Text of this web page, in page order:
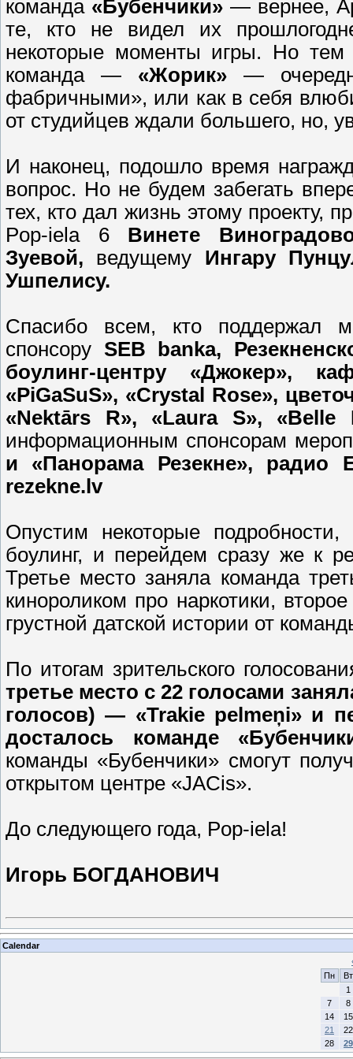
команда «Бубенчики» — вернее,
те, кто не видел их
некоторые моменты игры. Но
команда — «Жорик» —
фабричными», или как в себя
от студийцев ждали большего, но,
И наконец, подошло время
вопрос. Но не будем забегать
тех, кто дал жизнь этому проекту,
Pop-iela 6 Винете
Зуевой, ведущему Ингару
Ушпелису.
Спасибо всем, кто поддержал
спонсору SEB banka,
боулинг-центру «Джокер»,
«PiGaSuS», «Crystal Rose»,
«Nektārs R», «Laura S»,
информационным спонсорам
и «Панорама Резекне», радио
rezekne.lv
Опустим некоторые
боулинг, и перейдем сразу же к
Третье место заняла команда
кинороликом про наркотики,
грустной датской истории от
По итогам зрительского
третье место с 22 голосами
голосов) — «Trakie pelmeņi» и
досталось команде
команды «Бубенчики» смогут
открытом центре «JACis».
До следующего года, Pop-iela!
Игорь БОГДАНОВИЧ
Calendar
Пн
Вт
1
7
8
14
15
21
22
28
29